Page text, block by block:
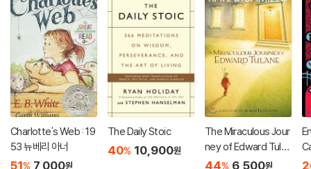
Charlotte's Web : 19
53 뉴베리 아너
51% 7,000원
The Daily Stoic
40% 10,900원
The Miraculous Jour
ney of Edward Tulan
e
44% 6,500원